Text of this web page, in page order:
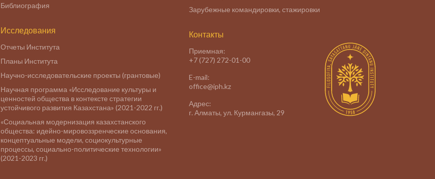
Библиография
Исследования
Отчеты Института
Планы Института
Научно-исследовательские проекты (грантовые)
Научная программа «Исследование культуры и
ценностей общества в контексте стратегии
устойчивого развития Казахстана» (2021-2022 гг.)
«Социальная модернизация казахстанского
общества: идейно-мировоззренческие основания,
концептуальные модели, социокультурные
процессы, социально-политические технологии»
(2021-2023 гг.)
Зарубежные командировки, стажировки
Контакты
Приемная:
+7 (727) 272-01-00
E-mail:
office@iph.kz
Адрес:
г. Алматы, ул. Курмангазы, 29